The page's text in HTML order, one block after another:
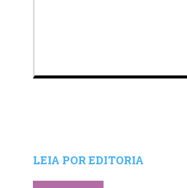
LEIA POR EDITORIA